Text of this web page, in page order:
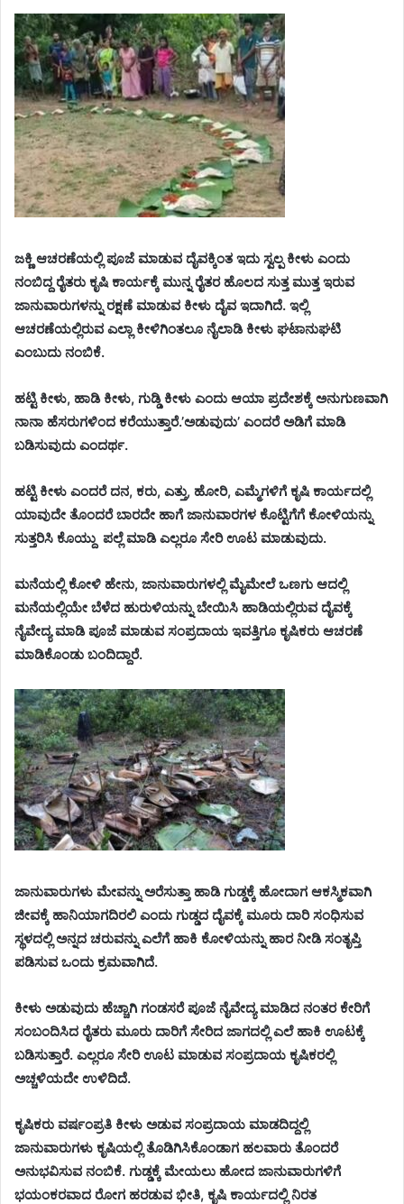
ಜಕ್ಣಿ ಆಚರಣೆಯಲ್ಲಿ ಪೂಜೆ ಮಾಡುವ ದೈವಕ್ಕಿಂತ ಇದು ಸ್ವಲ್ಪ ಕೀಳು ಎಂದು
ನಂಬಿದ್ದ ರೈತರು ಕೃಷಿ ಕಾರ್ಯಕ್ಕೆ ಮುನ್ನ ರೈತರ ಹೊಲದ ಸುತ್ತ ಮುತ್ತ ಇರುವ
ಜಾನುವಾರುಗಳನ್ನು ರಕ್ಷಣೆ ಮಾಡುವ ಕೀಳು ದೈವ ಇದಾಗಿದೆ. ಇಲ್ಲಿ
ಆಚರಣೆಯಲ್ಲಿರುವ ಎಲ್ಲಾ ಕೀಳಿಗಿಂತಲೂ ನೈಲಾಡಿ ಕೀಳು ಘಟಾನುಘಟಿ
ಎಂಬುದು ನಂಬಿಕೆ.
ಹಟ್ಟಿ ಕೀಳು, ಹಾಡಿ ಕೀಳು, ಗುಡ್ಡಿ ಕೀಳು ಎಂದು ಆಯಾ ಪ್ರದೇಶಕ್ಕೆ ಅನುಗುಣವಾಗಿ
ನಾನಾ ಹೆಸರುಗಳಿಂದ ಕರೆಯುತ್ತಾರೆ.’ಅಡುವುದು’ ಎಂದರೆ ಅಡಿಗೆ ಮಾಡಿ
ಬಡಿಸುವುದು ಎಂದರ್ಥ.
ಹಟ್ಟಿ ಕೀಳು ಎಂದರೆ ದನ, ಕರು, ಎತ್ತು, ಹೋರಿ, ಎಮ್ಮೆಗಳಿಗೆ ಕೃಷಿ ಕಾರ್ಯದಲ್ಲಿ
ಯಾವುದೇ ತೊಂದರೆ ಬಾರದೇ ಹಾಗೆ ಜಾನುವಾರಗಳ ಕೊಟ್ಟಿಗೆಗೆ ಕೋಳಿಯನ್ನು
ಸುತ್ತರಿಸಿ ಕೊಯ್ದು ಪಲ್ಲೆ ಮಾಡಿ ಎಲ್ಲರೂ ಸೇರಿ ಊಟ ಮಾಡುವುದು.
ಮನೆಯಲ್ಲಿ ಕೋಳಿ ಹೇನು, ಜಾನುವಾರುಗಳಲ್ಲಿ ಮೈಮೇಲೆ ಒಣಗು ಆದಲ್ಲಿ
ಮನೆಯಲ್ಲಿಯೇ ಬೆಳೆದ ಹುರುಳಿಯನ್ನು ಬೇಯಿಸಿ ಹಾಡಿಯಲ್ಲಿರುವ ದೈವಕ್ಕೆ
ನೈವೇದ್ಯ ಮಾಡಿ ಪೂಜೆ ಮಾಡುವ ಸಂಪ್ರದಾಯ ಇವತ್ತಿಗೂ ಕೃಷಿಕರು ಆಚರಣೆ
ಮಾಡಿಕೊಂಡು ಬಂದಿದ್ದಾರೆ.
ಜಾನುವಾರುಗಳು ಮೇವನ್ನು ಅರೆಸುತ್ತಾ ಹಾಡಿ ಗುಡ್ಡಕ್ಕೆ ಹೋದಾಗ ಆಕಸ್ಮಿಕವಾಗಿ
ಜೀವಕ್ಕೆ ಹಾನಿಯಾಗದಿರಲಿ ಎಂದು ಗುಡ್ಡದ ದೈವಕ್ಕೆ ಮೂರು ದಾರಿ ಸಂಧಿಸುವ
ಸ್ಥಳದಲ್ಲಿ ಅನ್ನದ ಚರುವನ್ನು ಎಲೆಗೆ ಹಾಕಿ ಕೋಳಿಯನ್ನು ಹಾರ ನೀಡಿ ಸಂತೃಪ್ತಿ
ಪಡಿಸುವ ಒಂದು ಕ್ರಮವಾಗಿದೆ.
ಕೀಳು ಅಡುವುದು ಹೆಚ್ಚಾಗಿ ಗಂಡಸರೆ ಪೂಜೆ ನೈವೇದ್ಯ ಮಾಡಿದ ನಂತರ ಕೇರಿಗೆ
ಸಂಬಂದಿಸಿದ ರೈತರು ಮೂರು ದಾರಿಗೆ ಸೇರಿದ ಜಾಗದಲ್ಲಿ ಎಲೆ ಹಾಕಿ ಊಟಕ್ಕೆ
ಬಡಿಸುತ್ತಾರೆ. ಎಲ್ಲರೂ ಸೇರಿ ಊಟ ಮಾಡುವ ಸಂಪ್ರದಾಯ ಕೃಷಿಕರಲ್ಲಿ
ಅಚ್ಚಳಿಯದೇ ಉಳಿದಿದೆ.
ಕೃಷಿಕರು ವರ್ಷಂಪ್ರತಿ ಕೀಳು ಅಡುವ ಸಂಪ್ರದಾಯ ಮಾಡದಿದ್ದಲ್ಲಿ
ಜಾನುವಾರುಗಳು ಕೃಷಿಯಲ್ಲಿ ತೊಡಿಗಿಸಿಕೊಂಡಾಗ ಹಲವಾರು ತೊಂದರೆ
ಅನುಭವಿಸುವ ನಂಬಿಕೆ. ಗುಡ್ಡಕ್ಕೆ ಮೇಯಲು ಹೋದ ಜಾನುವಾರುಗಳಿಗೆ
ಭಯಂಕರವಾದ ರೋಗ ಹರಡುವ ಭೀತಿ, ಕೃಷಿ ಕಾರ್ಯದಲ್ಲಿ ನಿರತ